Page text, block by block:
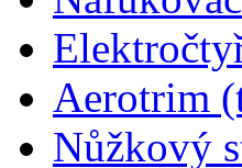
Aerotrim
Nůžkový